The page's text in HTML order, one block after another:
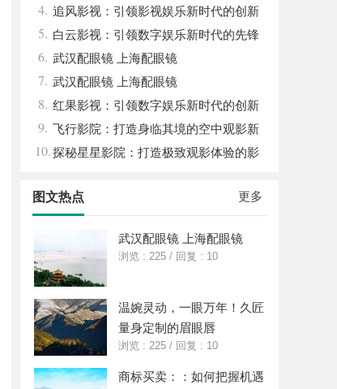
4. 追风影视：引领影视娱乐新时代的创新
平台
5. 白云影视：引领数字娱乐新时代的先锋
力量
6. 武汉配眼镜 上海配眼镜
7. 武汉配眼镜 上海配眼镜
8. 红果影视：引领数字娱乐新时代的创新
力量
9. 飞行影院：打造身临其境的空中观影新
体验
10.探秘星星影院：打造极致观影体验的影
更多
图文热点
武汉配眼镜 上海配眼镜
浏览 : 225 / 回复 : 10
温婉灵动，一眼万年！久匠
量身定制的眉眼唇
浏览 : 225 / 回复 : 10
商标买卖：：如何把握机遇